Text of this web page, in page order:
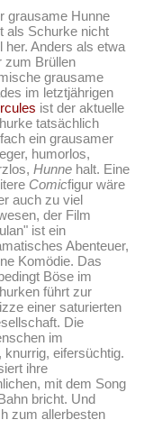
grausame Hunne
als Schurke nicht
her. Anders als etwa
zum Brüllen
grausame
im letztjährigen
ist der aktuelle
tatsächlich
ein grausamer
humorlos,
Hunne halt. Eine
Comicfigur wäre
auch zu viel
der Film
ist ein
Abenteuer,
Komödie. Das
Böse im
führt zur
einer saturierten
Die
im
eifersüchtig.
ihre
mit dem Song
bricht. Und
zum allerbesten